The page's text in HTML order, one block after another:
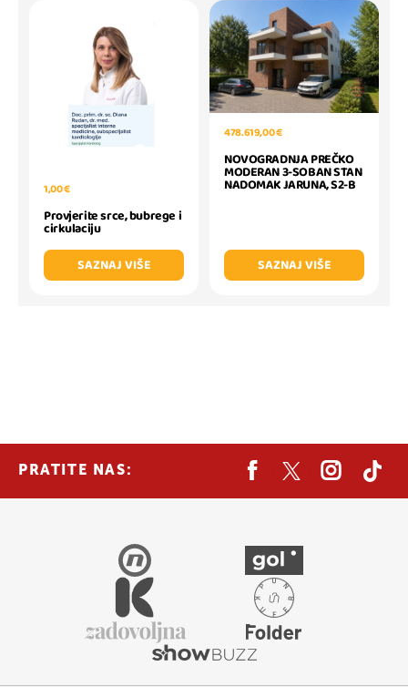
1,00 €
Provjerite srce, bubrege i
cirkulaciju
SAZNAJ VIŠE
478.619,00 €
NOVOGRADNJA PREČKO
MODERAN 3-SOBAN STAN
NADOMAK JARUNA, S2-B
SAZNAJ VIŠE
PRATITE NAS: